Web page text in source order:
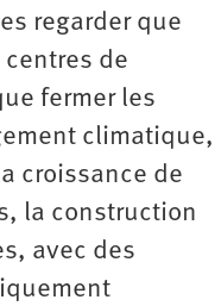
regarder que
centres de
fermer les
climatique,
croissance de
la construction
avec des